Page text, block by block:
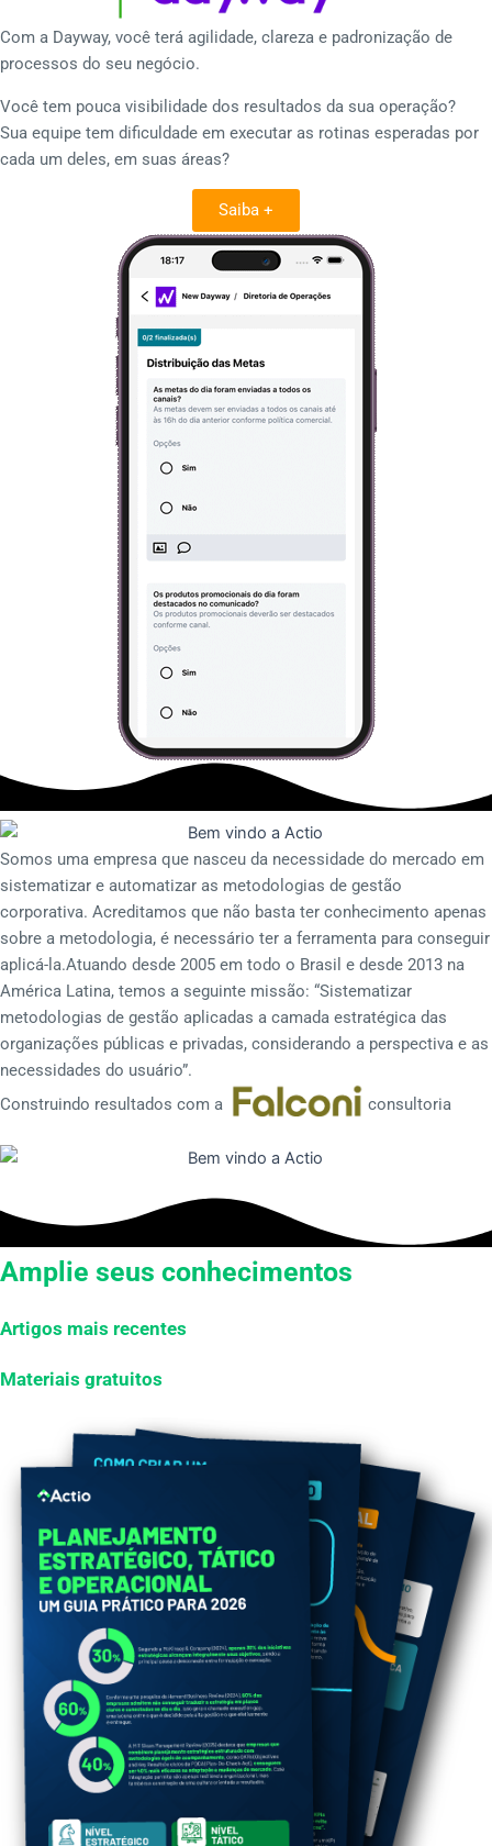
Com a Dayway, você terá agilidade, clareza e padronização de
processos do seu negócio.
Você tem pouca visibilidade dos resultados da sua operação?
Sua equipe tem dificuldade em executar as rotinas esperadas por
cada um deles, em suas áreas?
Saiba +
Somos uma empresa que nasceu da necessidade do mercado em
sistematizar e automatizar as metodologias de gestão
corporativa. Acreditamos que não basta ter conhecimento apenas
sobre a metodologia, é necessário ter a ferramenta para conseguir
aplicá-la.Atuando desde 2005 em todo o Brasil e desde 2013 na
América Latina, temos a seguinte missão: “Sistematizar
metodologias de gestão aplicadas a camada estratégica das
organizações públicas e privadas, considerando a perspectiva e as
necessidades do usuário”.
Construindo resultados com a
consultoria
Amplie seus conhecimentos
Artigos mais recentes
Materiais gratuitos